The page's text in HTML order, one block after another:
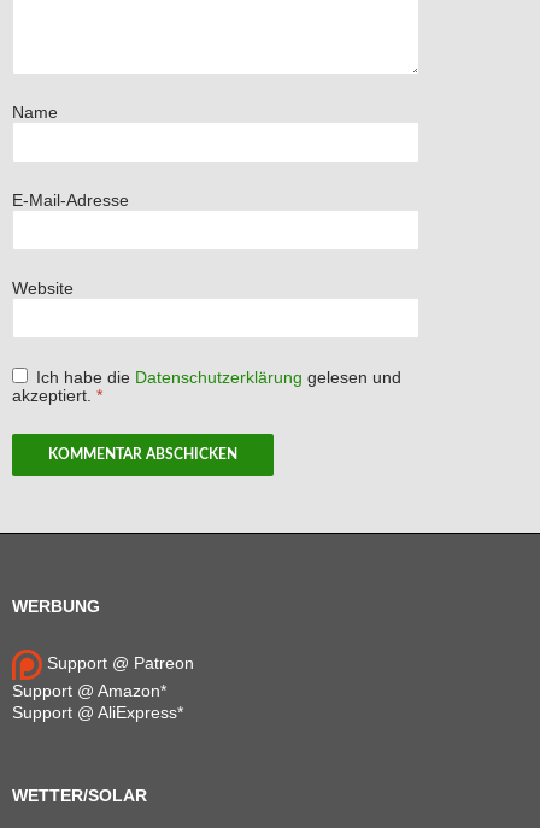
Name
E-Mail-Adresse
Website
Ich habe die Datenschutzerklärung gelesen und
akzeptiert. *
WERBUNG
Support @ Patreon
Support @ Amazon*
Support @ AliExpress*
WETTER/SOLAR